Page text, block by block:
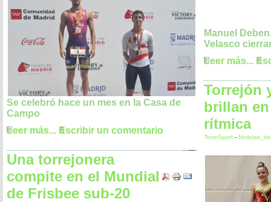
Se celebró hace un mes en la Casa de
Campo
Leer más... Escribir un comentario
Una torrejonera
compite en el Mundial
de Frisbee sub-20
Manuel
Velasco
Leer más...
Torrejón
brillan
rítmica
TorreSport -